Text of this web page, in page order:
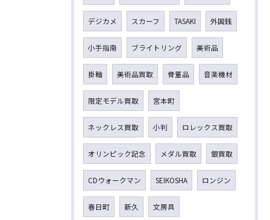
デジカメ スカーフ TASAKI 外国銭
小手指南 ブライトリング 美術品
掛軸 美術品買取 骨董品 音楽機材
限定モデル買取 宮本町
ネックレス買取 小判 ロレックス買取
オリンピック記念 メダル買取 銀買取
CDウォークマン SEIKOSHA ロンジン
春日町 新久 文房具